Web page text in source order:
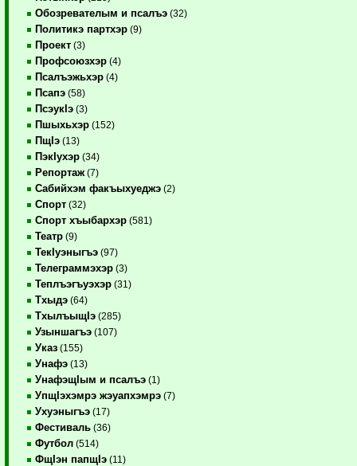
Обозревателым и псалъэ (32)
Политикэ партхэр (9)
Проект (3)
Профсоюзхэр (4)
Псалъэжьхэр (4)
Псапэ (58)
ПсэукIэ (3)
Пшыхьхэр (152)
ПщIэ (13)
ПэкIухэр (34)
Репортаж (7)
Сабийхэм факъыхуеджэ (2)
Спорт (32)
Спорт хъыбархэр (581)
Театр (9)
ТекIуэныгъэ (97)
Телеграммэхэр (3)
Теплъэгъуэхэр (31)
Тхыдэ (64)
ТхылъыщIэ (285)
Узыншагъэ (107)
Указ (155)
Унафэ (13)
УнафэщIым и псалъэ (1)
УпщIэхэмрэ жэуапхэмрэ (7)
Ухуэныгъэ (17)
Фестиваль (36)
Футбол (514)
ФщIэн папщIэ (11)